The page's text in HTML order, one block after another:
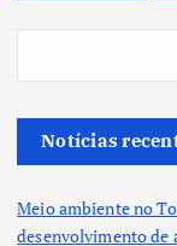
Notícias
Meio ambiente no
desenvolvimento de